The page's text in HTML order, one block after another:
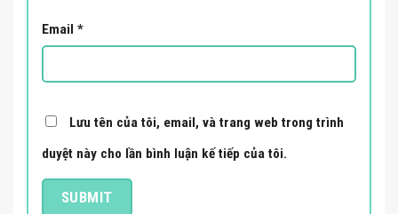
Email *
Lưu tên của tôi, email, và trang web trong trình
duyệt này cho lần bình luận kế tiếp của tôi.